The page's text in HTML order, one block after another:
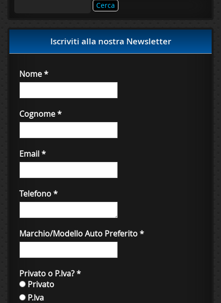
Iscriviti alla nostra Newsletter
Nome*
Cognome*
Email*
Telefono*
Marchio/Modello Auto Preferito*
Privato o P.Iva?*
Privato
P.Iva